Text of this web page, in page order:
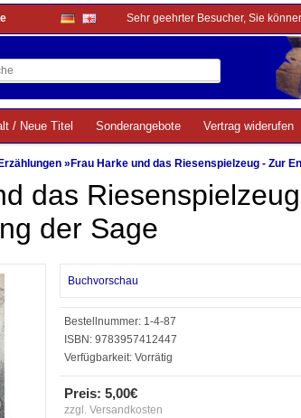
Sehr geehrter Besucher, Sie
/ Neue Titel Sonderangebote Vertrag widerufen
» Frau Harke und das Riesenspielzeug - Zur
das
der Sage
Buchvorschau
Bestellnummer: 1-4-87
ISBN: 9783957412447
Verfügbarkeit: Vorrätig
Preis: 5,00€
zzgl. Versandkosten